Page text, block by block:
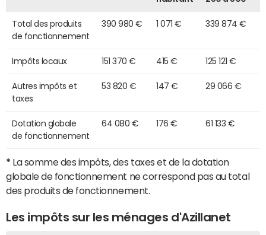
Total des produits
de fonctionnement
390 980 € 1 071 € 339 874 €
Impôts locaux 151 370 € 415 € 125 121 €
Autres impôts et
taxes
53 820 € 147 € 29 066 €
Dotation globale
de fonctionnement
64 080 € 176 € 61 133 €
* La somme des impôts, des taxes et de la dotation
globale de fonctionnement ne correspond pas au total
des produits de fonctionnement.
Les impôts sur les ménages d'Azillanet